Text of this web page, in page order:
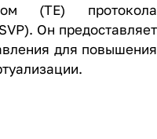
(TE) протокола
Он предоставляет
для повышения